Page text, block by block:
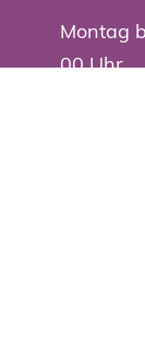
Montag
00 Uhr